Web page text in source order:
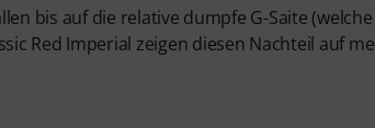
bis auf die relative dumpfe G-Saite
Red Imperial zeigen diesen Nachteil auf